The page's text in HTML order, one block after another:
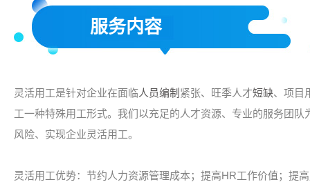
服务内容
灵活用工是针对企业在面临人员编制 紧张、旺季人才短缺、项目
工一种特殊用工形式。我们以充足的人才资源、专业的服务团
风险、实现企业灵活用工。
灵活用工优势：节约人力资源管理成本；提高HR工作价值；提